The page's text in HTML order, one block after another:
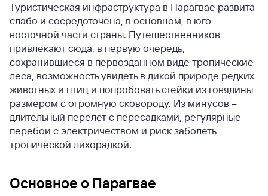
Туристическая инфраструктура в Парагвае развита
слабо и сосредоточена, в основном, в юго-
восточной части страны. Путешественников
привлекают сюда, в первую очередь,
сохранившиеся в первозданном виде тропические
леса, возможность увидеть в дикой природе редких
животных и птиц и попробовать стейки из говядины
размером с огромную сковороду. Из минусов –
длительный перелет с пересадками, регулярные
перебои с электричеством и риск заболеть
тропической лихорадкой.
Основное о Парагвае